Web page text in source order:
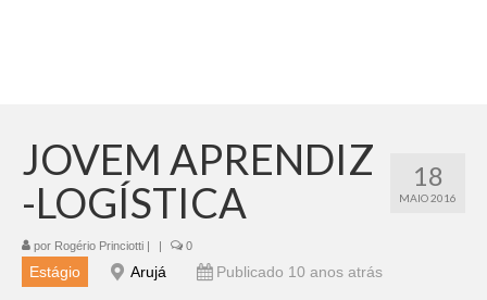
18
MAIO 2016
JOVEM APRENDIZ
-LOGÍSTICA
por Rogério Princiotti | | 0
Estágio Arujá Publicado 10 anos atrás